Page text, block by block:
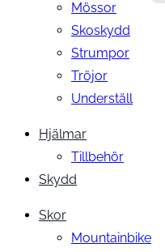
Mössor
Skoskydd
Strumpor
Tröjor
Underställ
Hjälmar
Tillbehör
Skydd
Skor
Mountainbike